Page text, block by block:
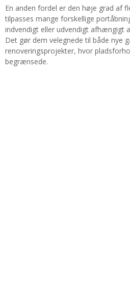
En anden fordel er den høje grad af
tilpasses mange forskellige
indvendigt eller udvendigt afhængigt
Det gør dem velegnede til både nye
renoveringsprojekter, hvor
begrænsede.